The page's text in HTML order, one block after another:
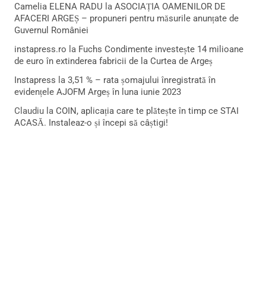
Camelia ELENA RADU la ASOCIAȚIA OAMENILOR DE
AFACERI ARGEȘ – propuneri pentru măsurile anunțate de
Guvernul României
instapress.ro la Fuchs Condimente investește 14 milioane
de euro în extinderea fabricii de la Curtea de Argeș
Instapress la 3,51 % – rata șomajului înregistrată în
evidențele AJOFM Argeș în luna iunie 2023
Claudiu la COIN, aplicația care te plătește în timp ce STAI
ACASĂ. Instaleaz-o și începi să câștigi!